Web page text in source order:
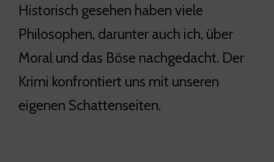
Historisch gesehen haben viele
Philosophen, darunter auch ich, über
Moral und das Böse nachgedacht. Der
Krimi konfrontiert uns mit unseren
eigenen Schattenseiten.